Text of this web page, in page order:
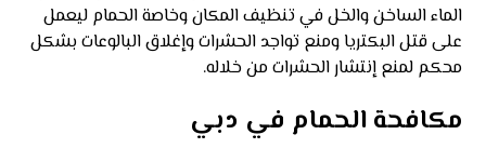
الماء الساخن والخل في تنظيف المكان وخاصة الحمام ليعمل
على قتل البكتريا ومنع تواجد الحشرات وإغلاق البالوعات بشكل
محكم لمنع إنتشار الحشرات من خلاله.
مكافحة الحمام في دبي